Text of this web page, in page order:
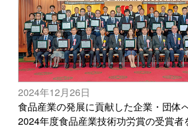
2024年12月26日
食品産業の発展に貢献した企業・団体
2024年度食品産業技術功労賞の受賞者